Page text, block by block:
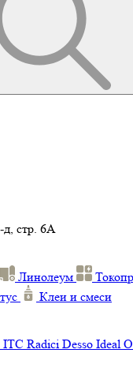
стр. 6А
Линолеум
Клеи и смеси
ITC Radici Desso Ideal